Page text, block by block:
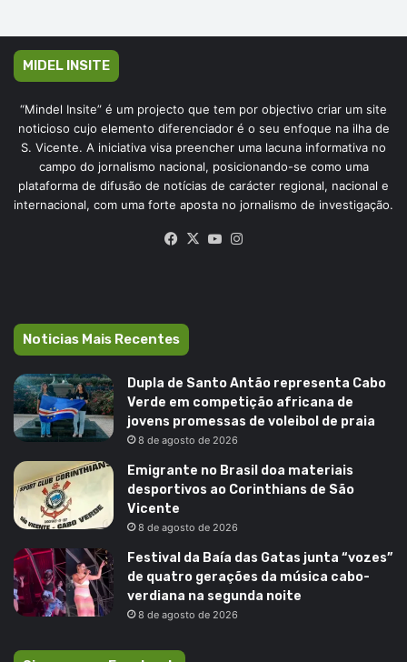
MIDEL INSITE
“Mindel Insite” é um projecto que tem por objectivo criar um site
noticioso cujo elemento diferenciador é o seu enfoque na ilha de
S. Vicente. A iniciativa visa preencher uma lacuna informativa no
campo do jornalismo nacional, posicionando-se como uma
plataforma de difusão de notícias de carácter regional, nacional e
internacional, com uma forte aposta no jornalismo de investigação.
Facebook
X YouTube
Noticias Mais Recentes
Dupla de Santo Antão representa Cabo
Verde em competição africana de
jovens promessas de voleibol de praia
8 de agosto de 2026
Emigrante no Brasil doa materiais
desportivos ao Corinthians de São
Vicente
8 de agosto de 2026
Festival da Baía das Gatas junta “vozes”
de quatro gerações da música cabo-
verdiana na segunda noite
8 de agosto de 2026